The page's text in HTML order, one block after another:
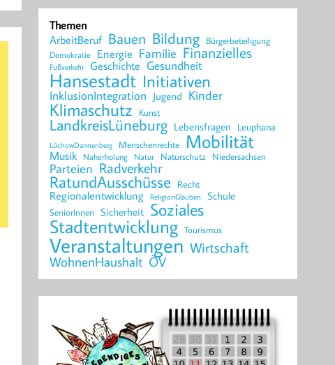
Themen
ArbeitBeruf Bauen Bildung Bürgerbeteiligung
Demokratie Energie Familie Finanzielles
Fußverkehr Geschichte Gesundheit
Hansestadt Initiativen
InklusionIntegration Jugend Kinder
Klimaschutz Kunst
LandkreisLüneburg Lebensfragen Leuphana
LüchowDannenberg Menschenrechte Mobilität
Musik Naherholung Natur Naturschutz Niedersachsen
Parteien Radverkehr
RatundAusschüsse Recht
Regionalentwicklung ReligionGlauben Schule
SeniorInnen Sicherheit Soziales
Stadtentwicklung Tourismus
Veranstaltungen Wirtschaft
WohnenHaushalt ÖV